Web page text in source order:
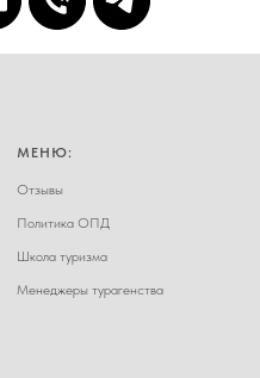
МЕНЮ:
Отзывы
Политика ОПД
Школа туризма
Менеджеры турагенства